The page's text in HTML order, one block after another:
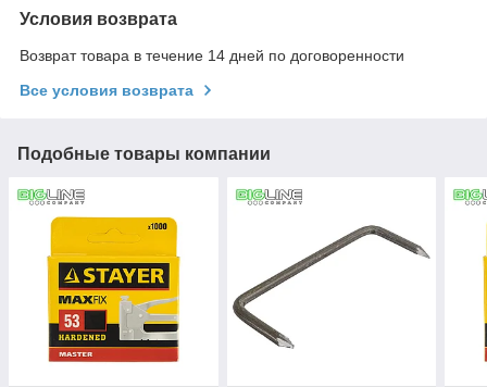
Условия возврата
Возврат товара в течение 14 дней по договоренности
Все условия возврата
Подобные товары компании